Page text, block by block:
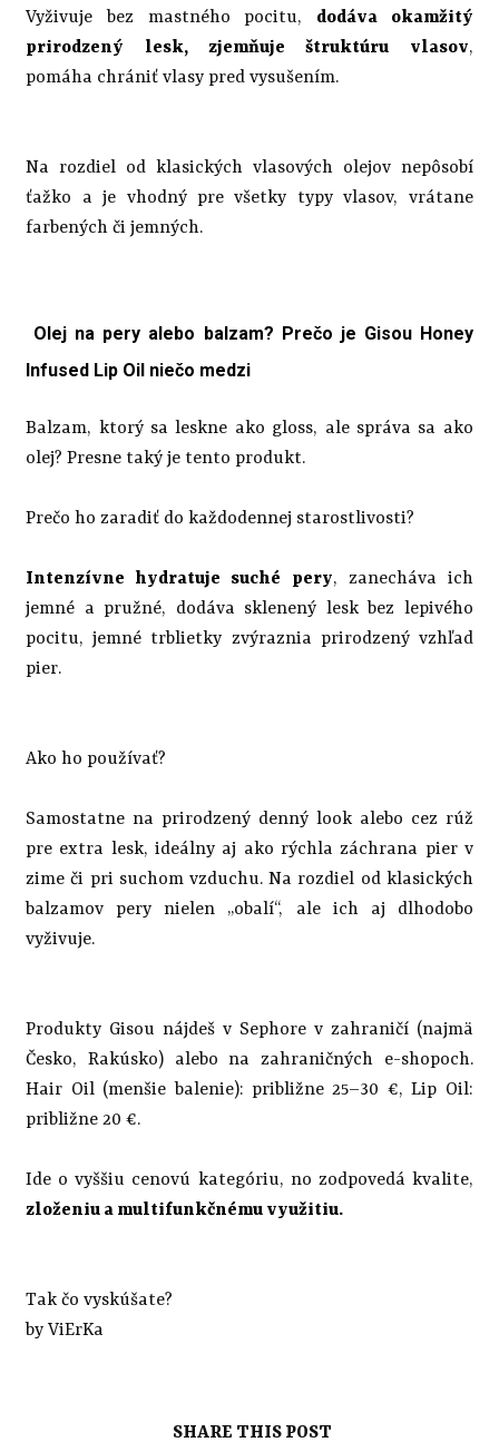
Vyživuje bez mastného pocitu, dodáva okamžitý
prirodzený lesk, zjemňuje štruktúru vlasov,
pomáha chrániť vlasy pred vysušením.
Na rozdiel od klasických vlasových olejov nepôsobí
ťažko a je vhodný pre všetky typy vlasov, vrátane
farbených či jemných.
Olej na pery alebo balzam? Prečo je Gisou Honey
Infused Lip Oil niečo medzi
Balzam, ktorý sa leskne ako gloss, ale správa sa ako
olej? Presne taký je tento produkt.
Prečo ho zaradiť do každodennej starostlivosti?
Intenzívne hydratuje suché pery, zanecháva ich
jemné a pružné, dodáva sklenený lesk bez lepivého
pocitu, jemné trblietky zvýraznia prirodzený vzhľad
pier.
Ako ho používať?
Samostatne na prirodzený denný look alebo cez rúž
pre extra lesk, ideálny aj ako rýchla záchrana pier v
zime či pri suchom vzduchu. Na rozdiel od klasických
balzamov pery nielen „obalí“, ale ich aj dlhodobo
vyživuje.
Produkty Gisou nájdeš v Sephore v zahraničí (najmä
Česko, Rakúsko) alebo na zahraničných e-shopoch.
Hair Oil (menšie balenie): približne 25–30 €, Lip Oil:
približne 20 €.
Ide o vyššiu cenovú kategóriu, no zodpovedá kvalite,
zloženiu a multifunkčnému využitiu.
Tak čo vyskúšate?
by ViErKa
SHARE THIS POST